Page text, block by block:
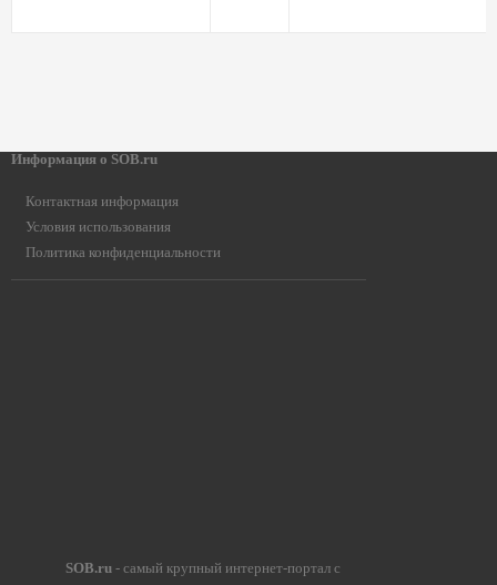
Информация о SOB.ru
Контактная информация
Условия использования
Политика конфиденциальности
SOB.ru- самый крупный интернет-портал с